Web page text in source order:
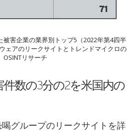
害企業の業界別トップ5（2022年第4四半
ェアのリークサイトとトレンドマイクロの
OSINTリサーチ
件数の3分の2を米国内の
グループのリークサイトを詳